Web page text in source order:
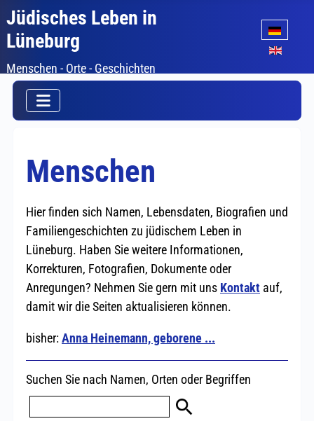
Jüdisches Leben in
Lüneburg
Menschen - Orte - Geschichten
Sprache